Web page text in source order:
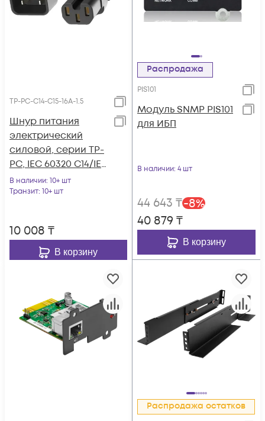
TP-PC-С14-C15-16A-1.5
Шнур питания
электрический
силовой, серии TP-
PC, IEC 60320 С14/IEC
60320 С15 прямой,
250B, 16A, 3х1.5 мм2,
В наличии: 10+ шт
Транзит: 10+ шт
10 008 ₸
В корзину
Распродажа
PIS101
Модуль SNMP PIS101
для ИБП
В наличии: 4 шт
44 643 ₸-8%
40 879 ₸
В корзину
Распродажа остатков